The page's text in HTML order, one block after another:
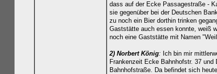
dass auf der Ecke Passagestraße -
sie gegenüber bei der Deutschen
zu noch ein Bier dorthin trinken
Gaststätte auch essen konnte, weiß
noch eine Gaststätte mit Namen
2) Norbert König: Ich bin mir
Frankenzeit Ecke Bahnhofstr. 37
Bahnhofstraße. Da befindet sich